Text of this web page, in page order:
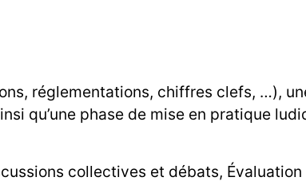
réglementations, chiffres clefs, …),
qu’une phase de mise en pratique
collectives et débats,